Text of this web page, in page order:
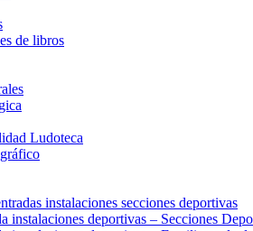
de libros
Ludoteca
instalaciones secciones deportivas
instalaciones deportivas – Secciones